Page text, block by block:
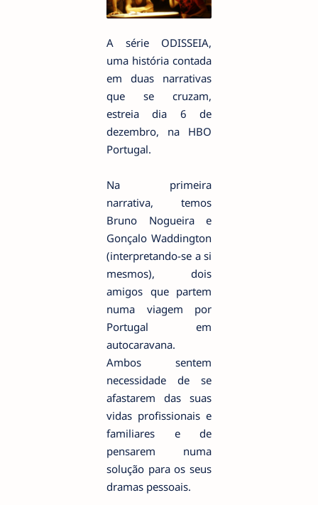
A série ODISSEIA,
uma história contada
em duas narrativas
que se cruzam,
estreia dia 6 de
dezembro, na HBO
Portugal.
Na primeira
narrativa, temos
Bruno Nogueira e
Gonçalo Waddington
(interpretando-se a si
mesmos), dois
amigos que partem
numa viagem por
Portugal em
autocaravana.
Ambos sentem
necessidade de se
afastarem das suas
vidas profissionais e
familiares e de
pensarem numa
solução para os seus
dramas pessoais.